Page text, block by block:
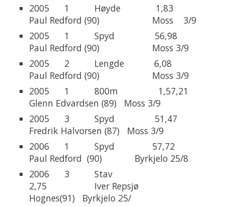
2005 1 Høyde 1,83
Paul Redford (90) Moss 3/9
2005 1 Spyd 56,98
Paul Redford (90) Moss 3/9
2005 2 Lengde 6,08
Paul Redford (90) Moss 3/9
2005 1 800m 1,57,21
Glenn Edvardsen (89) Moss 3/9
2005 3 Spyd 51,47
Fredrik Halvorsen (87) Moss 3/9
2006 1 Spyd 57,72
Paul Redford (90) Byrkjelo 25/8
2006 3 Stav
2,75 Iver Repsjø
Hognes(91) Byrkjelo 25/